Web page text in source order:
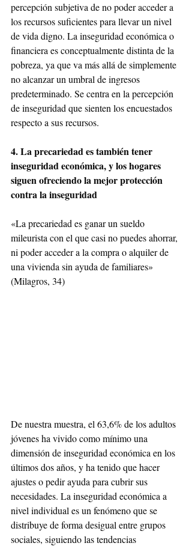
percepción subjetiva de no poder acceder a
los recursos suficientes para llevar un nivel
de vida digno. La inseguridad económica o
financiera es conceptualmente distinta de la
pobreza, ya que va más allá de simplemente
no alcanzar un umbral de ingresos
predeterminado. Se centra en la percepción
de inseguridad que sienten los encuestados
respecto a sus recursos.
4. La precariedad es también tener
inseguridad económica, y los hogares
siguen ofreciendo la mejor protección
contra la inseguridad
«La precariedad es ganar un sueldo
mileurista con el que casi no puedes ahorrar,
ni poder acceder a la compra o alquiler de
una vivienda sin ayuda de familiares»
(Milagros, 34)
De nuestra muestra, el 63,6% de los adultos
jóvenes ha vivido como mínimo una
dimensión de inseguridad económica en los
últimos dos años, y ha tenido que hacer
ajustes o pedir ayuda para cubrir sus
necesidades. La inseguridad económica a
nivel individual es un fenómeno que se
distribuye de forma desigual entre grupos
sociales, siguiendo las tendencias